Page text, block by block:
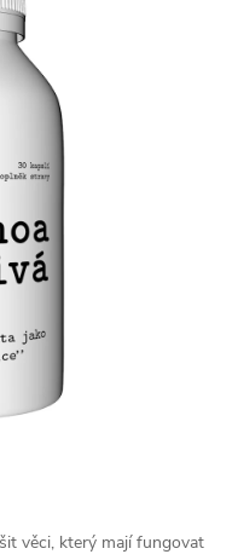
věci, který mají fungovat